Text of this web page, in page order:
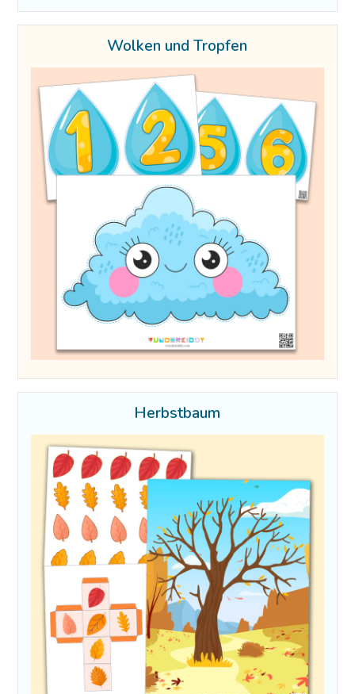
Wolken und Tropfen
Herbstbaum